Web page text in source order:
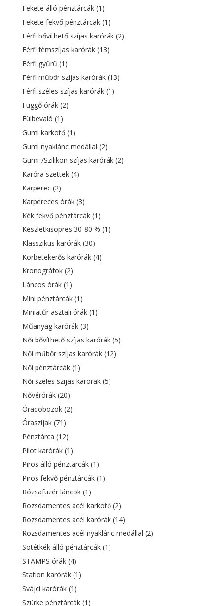
Fekete álló pénztárcák (1)
Fekete fekvő pénztárcak (1)
Férfi bővíthető szíjas karórák (2)
Férfi fémszíjas karórák (13)
Férfi gyűrű (1)
Férfi műbőr szíjas karórák (13)
Férfi széles szíjas karórák (1)
Függő órák (2)
Fülbevaló (1)
Gumi karkötő (1)
Gumi nyaklánc medállal (2)
Gumi-/Szilikon szíjas karórák (2)
Karóra szettek (4)
Karperec (2)
Karpereces órák (3)
Kék fekvő pénztárcák (1)
Készletkisöprés 30-80 % (1)
Klasszikus karórák (30)
Körbetekerős karórák (4)
Kronográfok (2)
Láncos órák (1)
Mini pénztárcák (1)
Miniatűr asztali órák (1)
Műanyag karórák (3)
Női bővíthető szíjas karórák (5)
Női műbőr szíjas karórák (12)
Női pénztárcák (1)
Női széles szíjas karórák (5)
Nővérórák (20)
Óradobozok (2)
Óraszíjak (71)
Pénztárca (12)
Pilot karórák (1)
Piros álló pénztárcák (1)
Piros fekvő pénztárcák (1)
Rózsafüzér láncok (1)
Rozsdamentes acél karkötő (2)
Rozsdamentes acél karórák (14)
Rozsdamentes acél nyaklánc medállal (2)
Sötétkék álló pénztárcák (1)
STAMPS órák (4)
Station karórák (1)
Svájci karórák (1)
Szürke pénztárcák (1)